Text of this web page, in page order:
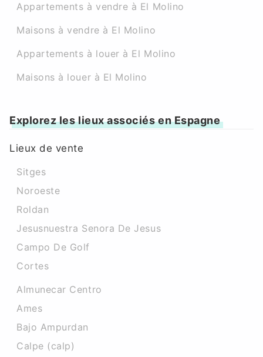
Appartements à vendre à El Molino
Maisons à vendre à El Molino
Appartements à louer à El Molino
Maisons à louer à El Molino
Explorez les lieux associés en Espagne
Lieux de vente
Sitges
Noroeste
Roldan
Jesusnuestra Senora De Jesus
Campo De Golf
Cortes
Almunecar Centro
Ames
Bajo Ampurdan
Calpe (calp)